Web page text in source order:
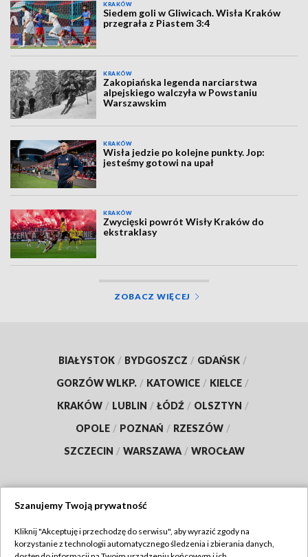
KRAKÓW
Siedem goli w Gliwicach. Wisła Kraków
przegrała z Piastem 3:4
KRAKÓW
Zakopiańska legenda narciarstwa
alpejskiego walczyła w Powstaniu
Warszawskim
KRAKÓW
Wisła jedzie po kolejne punkty. Jop:
jesteśmy gotowi na upał
KRAKÓW
Zwycięski powrót Wisły Kraków do
ekstraklasy
ZOBACZ WIĘCEJ
BIAŁYSTOK / BYDGOSZCZ / GDAŃSK /
GORZÓW WLKP. / KATOWICE / KIELCE /
KRAKÓW / LUBLIN / ŁÓDŹ / OLSZTYN /
OPOLE / POZNAŃ / RZESZÓW /
SZCZECIN / WARSZAWA / WROCŁAW
TVP
Szanujemy Twoją prywatność
Kliknij "Akceptuję i przechodzę do serwisu", aby wyrazić zgody na
korzystanie z technologii automatycznego śledzenia i zbierania danych,